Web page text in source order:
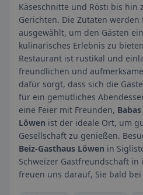
Käseschnitte und Rösti bis hin
Gerichten. Die Zutaten
ausgewählt, um den Gästen
kulinarisches Erlebnis zu
Restaurant ist rustikal und
freundlichen und
dafür sorgt, dass sich die
für ein gemütliches
eine Feier mit Freunden,
Löwen ist der ideale Ort, um
Gesellschaft zu genießen.
Beiz-Gasthaus Löwen in
Schweizer Gastfreundschaft
freuen uns darauf, Sie bald